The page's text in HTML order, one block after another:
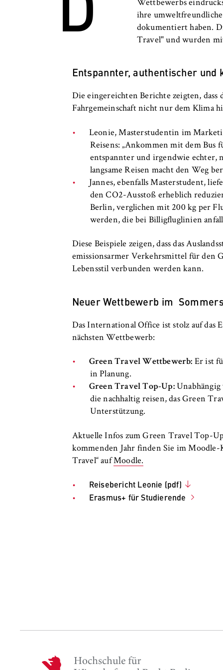
n
c
s
a
n
Wettbewerbs
ihre
dokumentiert haben.
Travel" und wurden
Entspannter, authentischer
Die eingereichten Berichte zeigten,
Fahrgemeinschaft nicht nur dem Klima
Leonie, Masterstudentin im
Reisens: „Ankommen mit dem Bus
entspannter und irgendwie echter,
langsame Reisen macht den Weg
Jannes, ebenfalls Masterstudent,
den CO2-Ausstoß erheblich
Berlin, verglichen mit 200 kg per
werden, die bei Billigfluglinien
Diese Beispiele zeigen, dass das
emissionsarmer Verkehrsmittel für den
Lebensstil verbunden werden kann.
Neuer Wettbewerb im
Das International Office ist stolz auf das
nächsten Wettbewerb:
Green Travel Wettbewerb: Er ist
in Planung.
Green Travel Top-Up:Unabhängig
die nachhaltig reisen, das Green
Unterstützung.
Aktuelle Infos zum Green Travel Top-
kommenden Jahr finden Sie im
Travel“ aufMoodle.
Reisebericht Leonie (pdf)
Erasmus+ für Studierende
H
Cookie Laufzeit: bis zu 2 Jahre
_pk_id,
Ermöglicht die
unser Angebot
helfen zu
Cookie Laufzeit: bis zu 13 Monate